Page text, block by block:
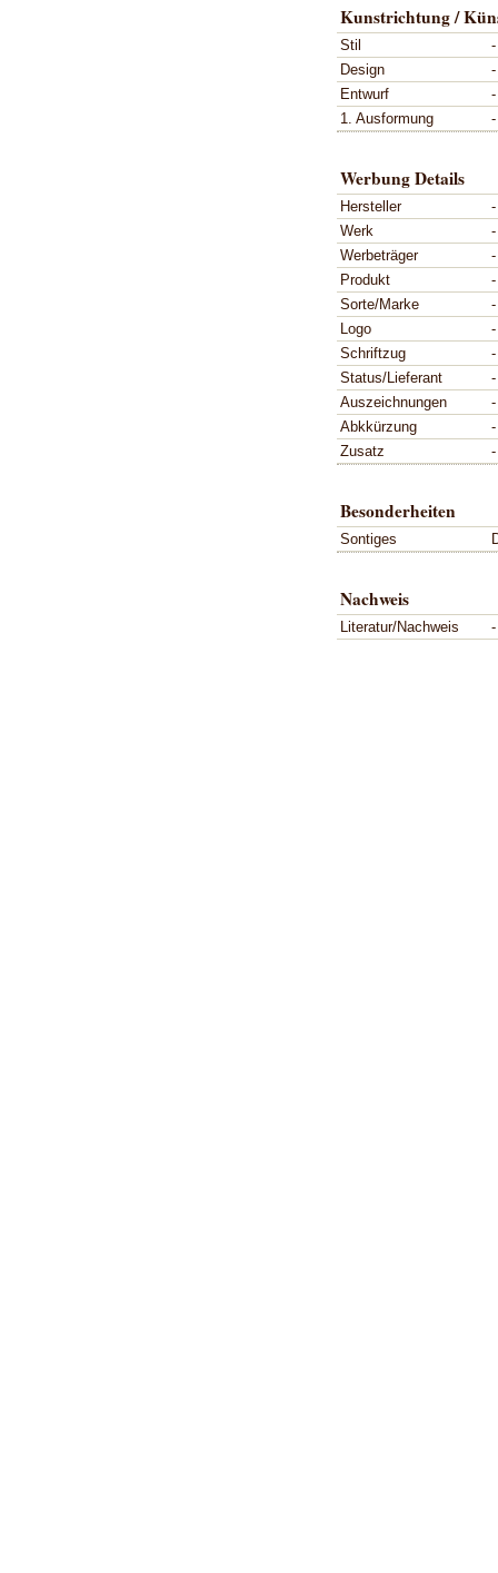
Kunstrichtung /
Stil
-
Design
-
Entwurf
-
1. Ausformung
-
Werbung Details
Hersteller
-
Werk
-
Werbeträger
-
Produkt
-
Sorte/Marke
-
Logo
-
Schriftzug
-
Status/Lieferant
-
Auszeichnungen
-
Abkkürzung
-
Zusatz
-
Besonderheiten
Sontiges
Nachweis
Literatur/Nachweis -